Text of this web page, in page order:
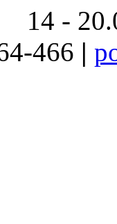
14 -
466 |